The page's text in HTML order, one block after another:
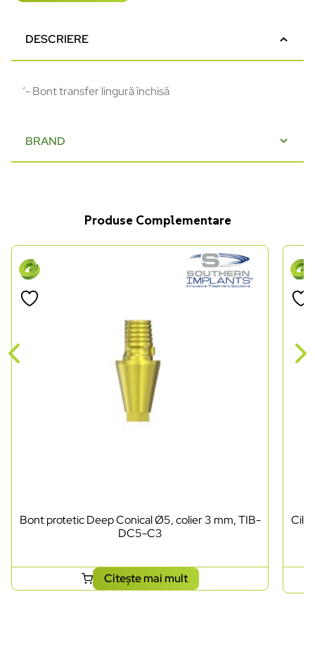
DESCRIERE
‘- Bont transfer lingură închisă
BRAND
Produse Complementare
Bont protetic Deep Conical Ø5, colier 3 mm, TIB-
DC5-C3
Citește mai mult